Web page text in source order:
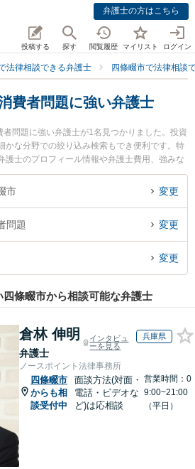
弁護士の方はこちら
投稿する 探す 閲覧履歴 マイリスト ログイン
法律相談できる弁護士 四條畷市で法律相談
費者問題に強い弁護士
問題に強い弁護士が1名見つかりました。投資
かな分野での絞り込み検索もでき便利です。特
護士のプロフィール情報や弁護士費用、強みな
市で土日や夜間に発生した詐欺・消費者問題
相談したい』『詐欺・消費者問題のトラブル解
市 変更
問題 変更
変更
條畷市から相談可能な弁護士
倉林 伸明
弁護士
インタビュ
ーを見る
兵庫県
ノースポイント法律事務所
四條畷市
からも相
談受付中
面談方法(対面・
電話・ビデオな
ど)は応相談
営業時間：0
9:00~21:00
（平日）